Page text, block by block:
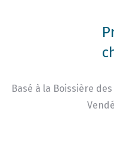
Basé à la Boissière